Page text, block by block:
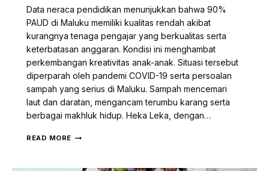
Data neraca pendidikan menunjukkan bahwa 90%
PAUD di Maluku memiliki kualitas rendah akibat
kurangnya tenaga pengajar yang berkualitas serta
keterbatasan anggaran. Kondisi ini menghambat
perkembangan kreativitas anak-anak. Situasi tersebut
diperparah oleh pandemi COVID-19 serta persoalan
sampah yang serius di Maluku. Sampah mencemari
laut dan daratan, mengancam terumbu karang serta
berbagai makhluk hidup. Heka Leka, dengan…
READ MORE DITENGAH